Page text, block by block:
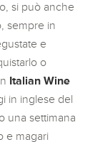
si può anche
sempre in
e
o
Italian Wine
in inglese del
una settimana
e magari